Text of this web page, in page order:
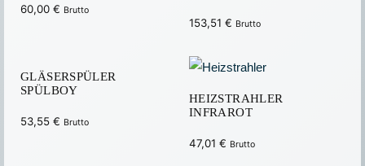
60,00 € Brutto
153,51 € Brutto
GLÄSERSPÜLER
SPÜLBOY
53,55 € Brutto
HEIZSTRAHLER
INFRAROT
47,01 € Brutto